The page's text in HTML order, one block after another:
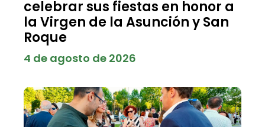
celebrar sus fiestas en honor a
la Virgen de la Asunción y San
Roque
4 de agosto de 2026